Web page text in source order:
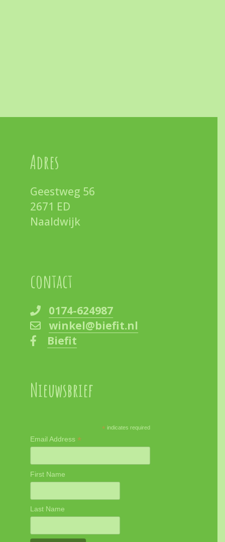
Adres
Geestweg 56
2671 ED
Naaldwijk
contact
0174-624987
winkel@biefit.nl
Biefit
Nieuwsbrief
* indicates required
Email Address*
First Name
Last Name